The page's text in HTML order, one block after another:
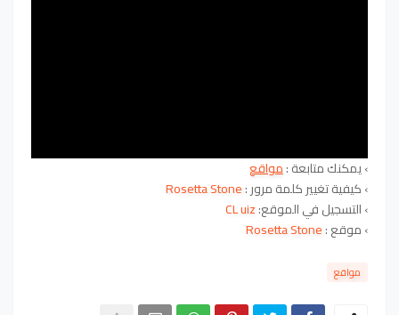
› يمكنك متابعة :مواقع
›كيفية تغيير كلمة مرور :Rosetta Stone
›التسجيل في الموقع:CL uiz
›موقع :Rosetta Stone
مواقع